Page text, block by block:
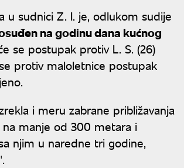
u sudnici Z. I. je, odlukom sudije
na godinu dana kućnog
se postupak protiv L. S. (26)
protiv maloletnice postupak
i meru zabrane približavanja
na manje od 300 metara i
njim u naredne tri godine,